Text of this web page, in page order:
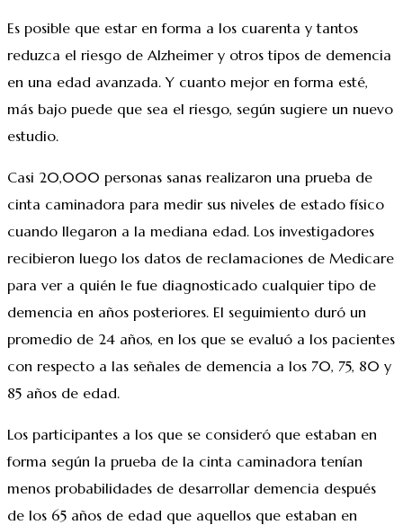
Es posible que estar en forma a los cuarenta y tantos
reduzca el riesgo de Alzheimer y otros tipos de demencia
en una edad avanzada. Y cuanto mejor en forma esté,
más bajo puede que sea el riesgo, según sugiere un nuevo
estudio.
Casi 20,000 personas sanas realizaron una prueba de
cinta caminadora para medir sus niveles de estado físico
cuando llegaron a la mediana edad. Los investigadores
recibieron luego los datos de reclamaciones de Medicare
para ver a quién le fue diagnosticado cualquier tipo de
demencia en años posteriores. El seguimiento duró un
promedio de 24 años, en los que se evaluó a los pacientes
con respecto a las señales de demencia a los 70, 75, 80 y
85 años de edad.
Los participantes a los que se consideró que estaban en
forma según la prueba de la cinta caminadora tenían
menos probabilidades de desarrollar demencia después
de los 65 años de edad que aquellos que estaban en